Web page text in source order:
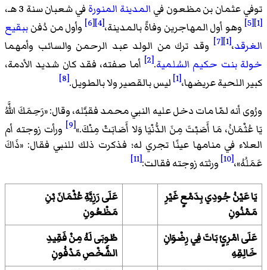
توفي عثمان بن مظعون في المدينة المنورةفي شعبان سنة 3 هـ،
[1]
[5] وهو أول المهاجرين وفاةً بالمدينة،[4]
[6] وأول من دُفنببقيع
الغرقد،[1]
[7]
وقد ترك من الولد عبد الرحمن والسائب وأمهما
خولة بنت حكيم السُلمية.
[2]
أما صفته، فقد كان شديد الأدمة،
كبير اللحية عريضها،[1] ليس بالقصير ولا بالطويل.[8]
ورُوى أنه لمّا مات دخل عليه النبي محمد فقبَّله، وقال: «رَحِمَكَ اللَّهُ
يَا عُثْمَانُ، مَا أَصَبْتَ مِنَ الدُّنْيَا وَلا أَصَابَتْ مِنْكَ.»
[9]
ورأت زوجته أم
العلاء في منامها عينًا تجري له؛ فذكرت ذلك للنبي فقال: «ذَاكَ
عَمَلُهُ»،[10] ورثته زوجته فقالت:[11]
يَا عَيْنُ جُودِي بِدَمْعٍ غَيْرِ
مَمْنُونِ
عَلَى رَزِيَّةِ عُثْمَانَ بْنِ
مَظْعُونِ
عَلَى امْرِئٍ بَاتَ فِي رِضْوَانِ
خَالِقِهِ
طُوبَى لَهُ مِنْ فَقِيدِ
الشَّخْصِ مَدْفُونِ